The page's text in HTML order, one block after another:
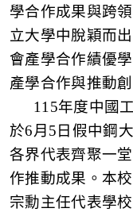
學合作成果與跨
立大學中脫穎而
會產學合作績優
產學合作與推動
115年度中國
於6月 5日假中鋼
各界代表齊聚一
作推動成果。本
宗勳主任代表學